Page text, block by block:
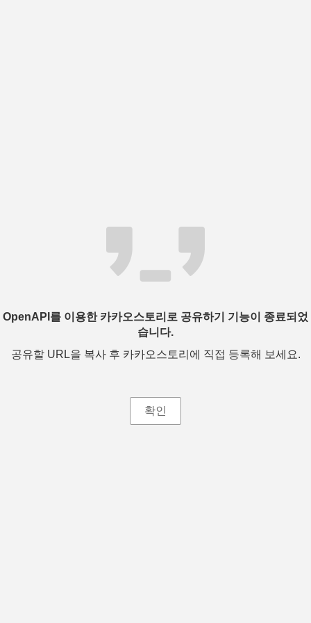
OpenAPI를 이용한 카카오스토리로 공유하기 기능이 종료되었
습니다.
공유할 URL을 복사 후 카카오스토리에 직접 등록해 보세요.
확인